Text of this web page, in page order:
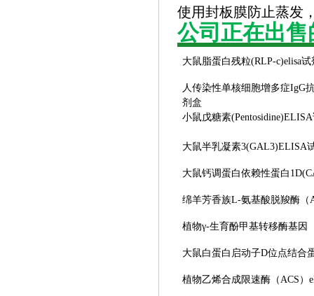
使用封板膜防止蒸发
公司正在出
大鼠脂蛋白残粒(RLP-c)elisa试
人传染性单核细胞增多症IgG
剂盒
小鼠戊糖素
大鼠半乳凝素3(GAL3)ELISA
大鼠钙调蛋白依赖性蛋白
绵羊芳香族L-氨基酸脱羧酶（
植物γ-生育酚甲基转移酶基因
大鼠白蛋白启动子D位点结合
植物乙烯合成限速酶（ACS）